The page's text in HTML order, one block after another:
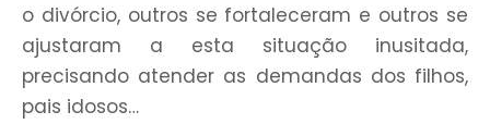
o divórcio, outros se fortaleceram e outros se
ajustaram a esta situação inusitada,
precisando atender as demandas dos filhos,
pais idosos…